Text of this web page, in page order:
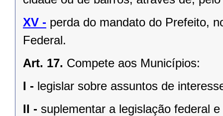
XV - perda do mandato do Prefeito,
Federal.
Art. 17. Compete aos Municípios:
I - legislar sobre assuntos de
II - suplementar a legislação federal